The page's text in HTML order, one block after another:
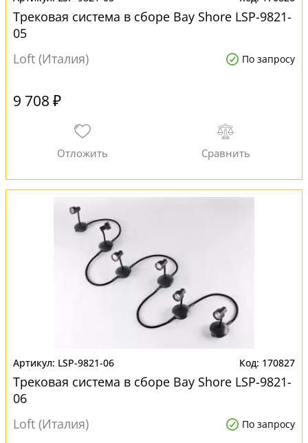
Трековая система в сборе Bay Shore LSP-9821-
05
Loft (Италия)
По запросу
9 708 ₽
LSP-9821-06 170827
Трековая система в сборе Bay Shore LSP-9821-
06
Loft (Италия)
По запросу